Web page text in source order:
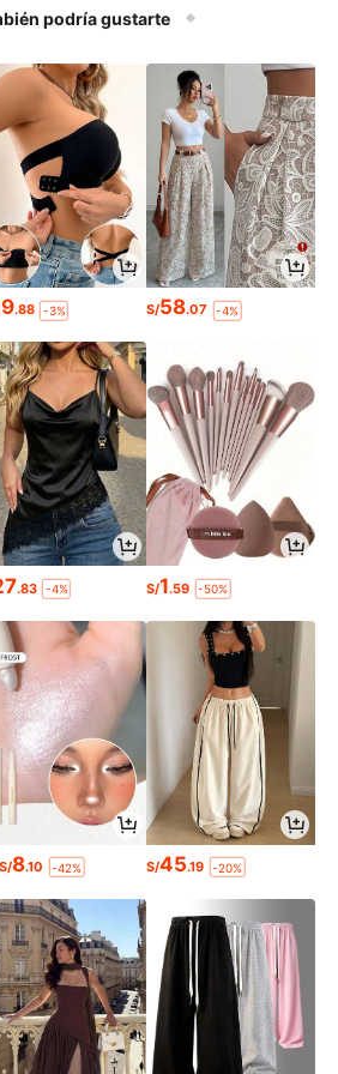
y relaj
podría gustarte
.88 -3% S/58.07 -4%
.83 -4% S/1.59 -50%
S/8.10 -42% S/45.19 -20%